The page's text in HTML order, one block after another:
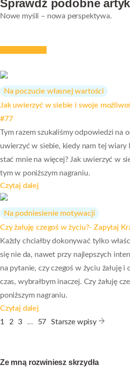
Sprawdź podobne
Nowe myśli – nowa perspektywa.
Na poczucie własnej wartości
Jak uwierzyć w siebie i swoje
#77
Tym razem szukaliśmy odpowiedzi na
uwierzyć w siebie, kiedy nam tej wiary
stać mnie na więcej? Jak uwierzyć w
tym w poniższym nagraniu.
Czytaj dalej
Na podniesienie motywacji
Czy żałuję czegoś w życiu?- Zapytaj
Każdy chciałby dokonywać tylko
się nie da, nawet przy najlepszych
na pytanie, czy czegoś w życiu żałuję i
czas, wybrałbym inaczej. Czy żałuję
poniższym nagraniu.
Czytaj dalej
1
2 3 … 57 Starsze wpisy
Ze mną rozwiniesz skrzydła